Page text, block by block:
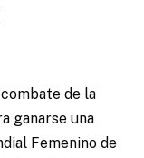
de la
ganarse una
Femenino de